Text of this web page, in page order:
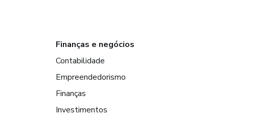
Finanças e negócios
Contabilidade
Empreendedorismo
Finanças
Investimentos